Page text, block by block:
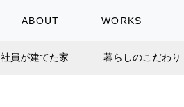
ABOUT WORKS
社員が建てた家 暮らしのこだわり